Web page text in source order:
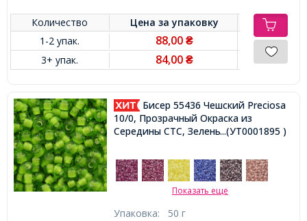
Количество Цена заупаковку
1-2 упак.
88,00₴
3+ упак. 84,00₴
Бисер 55436 Чешский Preciosa
10/0, Прозрачный Окраска из
Середины CTC, Зеленый, Круглый,
...(УТ0001895 )
Показать еще
Упаковка: 50 г